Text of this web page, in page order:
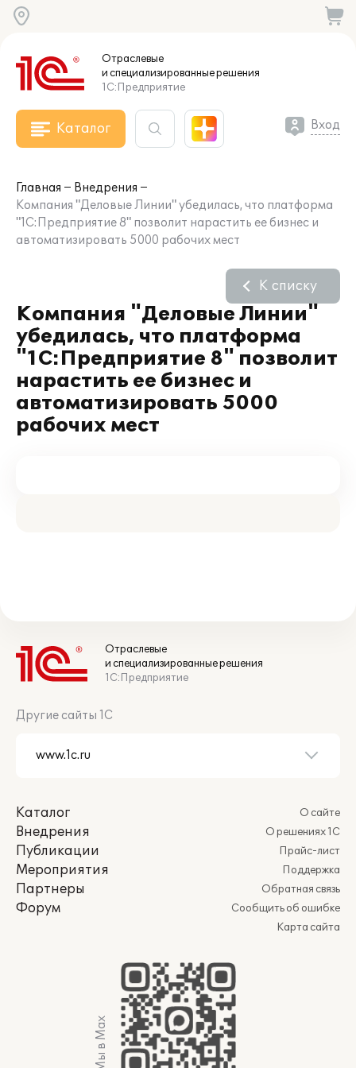
Отраслевые
и специализированныерешения
1С:Предприятие
Каталог Вход
Главная
Внедрения
Компания "Деловые Линии" убедилась, что платформа
"1С:Предприятие 8" позволит нарастить ее бизнес и
автоматизировать 5000 рабочих мест
Компания "Деловые Линии"
убедилась, что платформа
"1С:Предприятие 8" позволит
нарастить ее бизнес и
автоматизировать 5000
рабочих мест
К списку
Отраслевые
и специализированные решения
1С:Предприятие
Другие сайты 1С
Каталог
Внедрения
Публикации
Мероприятия
Партнеры
Форум
О сайте
О решениях 1С
Прайс-лист
Поддержка
Обратная связь
Сообщить об ошибке
Карта сайта
Мы в Max